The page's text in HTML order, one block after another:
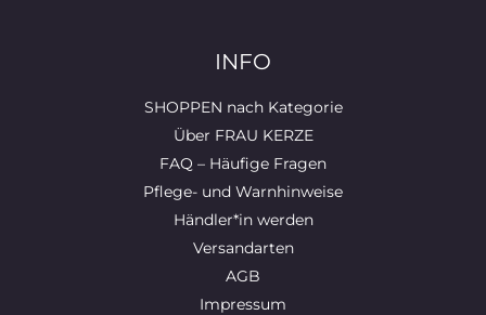
INFO
SHOPPEN nach Kategorie
Über FRAU KERZE
FAQ – Häufige Fragen
Pflege- und Warnhinweise
Händler*in werden
Versandarten
AGB
Impressum